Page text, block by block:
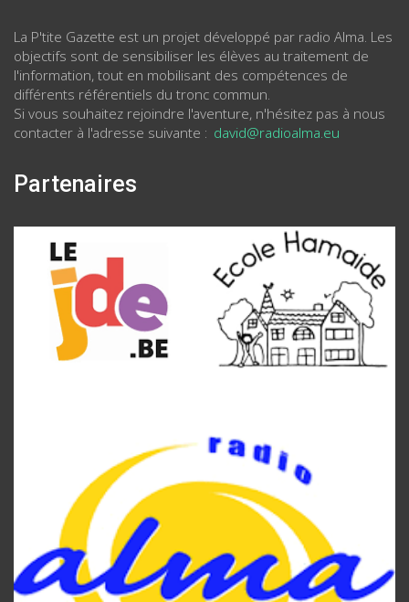
La P'tite Gazette est un projet développé par radio Alma. Les
objectifs sont de sensibiliser les élèves au traitement de
l'information, tout en mobilisant des compétences de
différents référentiels du tronc commun.
Si vous souhaitez rejoindre l'aventure, n'hésitez pas à nous
contacter à l'adresse suivante : david@radioalma.eu
Partenaires